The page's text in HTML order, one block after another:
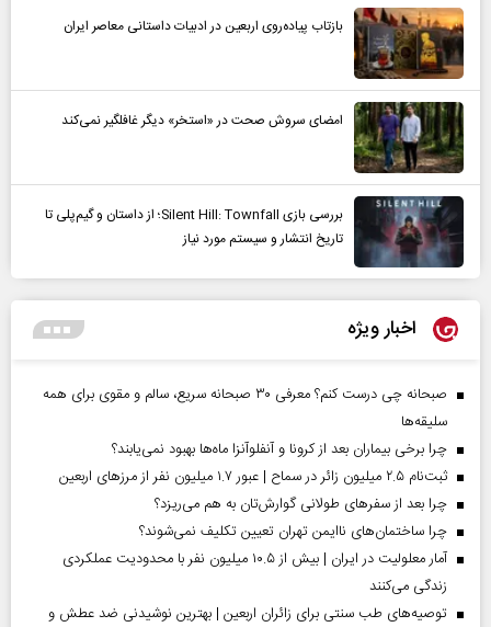
بازتاب پیاده‌روی اربعین در ادبیات داستانی معاصر ایران
امضای سروش صحت در «استخر» دیگر غافلگیر نمی‌کند
بررسی بازی Silent Hill: Townfall؛ از داستان و گیم‌پلی تا
تاریخ انتشار و سیستم مورد نیاز
اخبار ویژه
صبحانه چی درست کنم؟ معرفی ۳۰ صبحانه سریع، سالم و مقوی برای همه
سلیقه‌ها
چرا برخی بیماران بعد از کرونا و آنفلوآنزا ماه‌ها بهبود نمی‌یابند؟
ثبت‌نام ۲.۵ میلیون زائر در سماح | عبور ۱.۷ میلیون نفر از مرز‌های اربعین
چرا بعد از سفرهای طولانی گوارش‌تان به هم می‌ریزد؟
چرا ساختمان‌های ناایمن تهران تعیین تکلیف نمی‌شوند؟
آمار معلولیت در ایران | بیش از ۱۰.۵ میلیون نفر با محدودیت عملکردی
زندگی می‌کنند
توصیه‌های طب سنتی برای زائران اربعین | بهترین نوشیدنی ضد عطش و